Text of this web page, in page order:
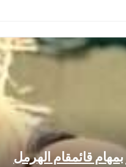
قائمقام الهرمل